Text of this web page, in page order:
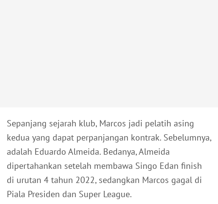
Sepanjang sejarah klub, Marcos jadi pelatih asing
kedua yang dapat perpanjangan kontrak. Sebelumnya,
adalah Eduardo Almeida. Bedanya, Almeida
dipertahankan setelah membawa Singo Edan finish
di urutan 4 tahun 2022, sedangkan Marcos gagal di
Piala Presiden dan Super League.